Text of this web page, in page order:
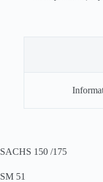
SACHS 150 /175
SM 51